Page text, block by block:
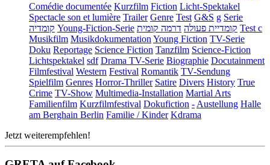
Comédie documentée Kurzfilm Fiction Licht-Spektakel
Spectacle son et lumière Trailer Genre Test G&S g Serie
קומדיה Young-Fiction-Serie קומדיית פעולה דרמה קומית
Test c
Musikfilm Musikdokumentation Young Fiction TV-Serie
Doku Reportage Science Fiction Tanzfilm Science-Fiction
Lichtspektakel sdf Drama TV-Serie Biographie Docutainment
Filmfestival Western Festival Romantik TV-Sendung
Spielfilm Genres Horror-Thriller Satire Divers History True
Crime TV-Show Multimedia-Installation Martial Arts
Familienfilm Kurzfilmfestival Dokufiction - Austellung Halle
am Berghain Berlin Familie / Kinder Kdrama
Jetzt weiterempfehlen!